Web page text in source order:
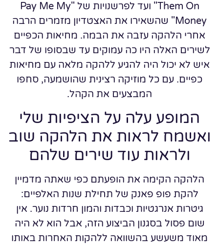
Them On" ועד לפרשנויות של "Pay Me My
Money" שהשאירו את האצטדיון מזמרים הרבה
אחרי הלהקה עזבה את הבמה. מחיאות הכפיים
לשירים האלה היו כה עמוקים עד שבסופו של דבר
איש לא יכול היה להגיע ללהקה מלאה עם מחיאות
כפיים. עם כל מוזיקה רצינית שהושמעה, סחפו
המבצעים את הקהל.
המופע עלה על הציפיות שלי
ואשמח לראות את הלהקה שוב
ולראות עוד שירים שלהם
הלהקה הקימה את הופעתם כפי שאתה מדמיין
להקת פופ פאנק של תחילת שנות האלפיים:
גיטרות אנרגטיות וכבדות והמון חרדות נוער. אין
שום פסול בסגנון הביצוע הזה, אבל הוא לא היה
מאוד משעשע בהשוואה ללהקות האחרות באותו